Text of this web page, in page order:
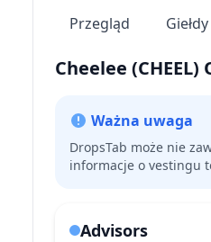
Przegląd Giełdy
Cheelee (CHEEL)
Ważna uwaga
DropsTab może nie
informacje o vestingu
Advisors